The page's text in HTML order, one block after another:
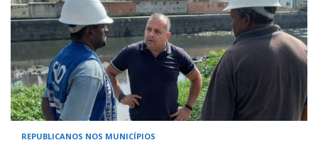
REPUBLICANOS NOS MUNICÍPIOS